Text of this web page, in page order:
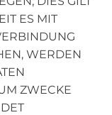
ES MIT
WERDEN
ZWECKE